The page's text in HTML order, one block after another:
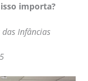
importa?
Infâncias